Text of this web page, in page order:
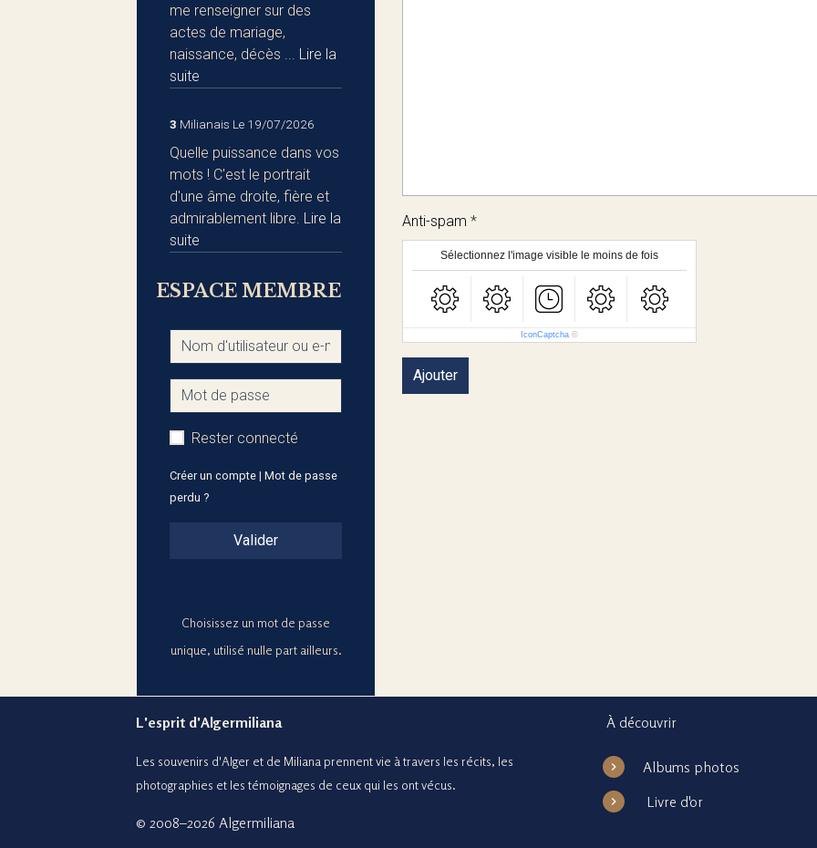
Anti-spam
Sélectionnez l'image visible le moins de fois
IconCaptcha ©
Ajouter
me renseigner sur des
actes de mariage,
naissance, décès ... Lire la
suite
3 Milianais Le 19/07/2026
Quelle puissance dans vos
mots ! C'est le portrait
d'une âme droite, fière et
admirablement libre. Lire la
suite
ESPACE MEMBRE
Rester connecté
Créer un compte |Mot de passe
perdu ?
Valider
Choisissez un mot de passe
unique, utilisé nulle part ailleurs.
L'esprit d'Algermiliana
Les souvenirs d'Alger et de Miliana prennent vie à travers les récits, les
photographies et les témoignages de ceux qui les ont vécus.
© 2008–2026 Algermiliana
À découvrir
Albums photos
Livre d'or